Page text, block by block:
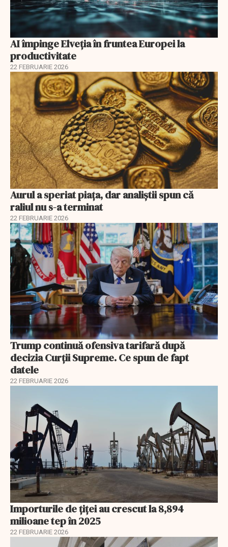
AI împinge Elveția în fruntea Europei la
productivitate
22 FEBRUARIE 2026
Aurul a speriat piața, dar analiștii spun că
raliul nu s-a terminat
22 FEBRUARIE 2026
Trump continuă ofensiva tarifară după
decizia Curții Supreme. Ce spun de fapt
datele
22 FEBRUARIE 2026
Importurile de țiței au crescut la 8,894
milioane tep în 2025
22 FEBRUARIE 2026